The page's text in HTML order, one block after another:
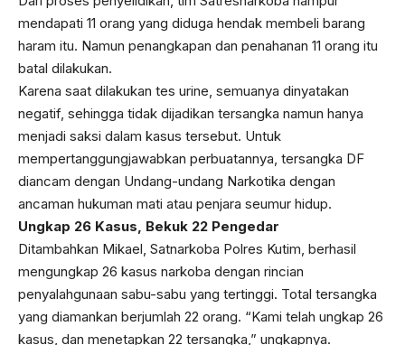
mendapati 11 orang yang diduga hendak membeli barang
haram itu. Namun penangkapan dan penahanan 11 orang itu
batal dilakukan.
Karena saat dilakukan tes urine, semuanya dinyatakan
negatif, sehingga tidak dijadikan tersangka namun hanya
menjadi saksi dalam kasus tersebut. Untuk
mempertanggungjawabkan perbuatannya, tersangka DF
diancam dengan Undang-undang Narkotika dengan
ancaman hukuman mati atau penjara seumur hidup.
Ungkap 26 Kasus, Bekuk 22 Pengedar
Ditambahkan Mikael, Satnarkoba Polres Kutim, berhasil
mengungkap 26 kasus narkoba dengan rincian
penyalahgunaan sabu-sabu yang tertinggi. Total tersangka
yang diamankan berjumlah 22 orang. “Kami telah ungkap 26
kasus, dan menetapkan 22 tersangka,” ungkapnya.